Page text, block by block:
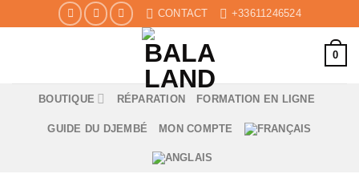
to
CONTACT +33611246524
0
BOUTIQUE RÉPARATION FORMATION EN LIGNE
GUIDE DU DJEMBÉ MON COMPTE